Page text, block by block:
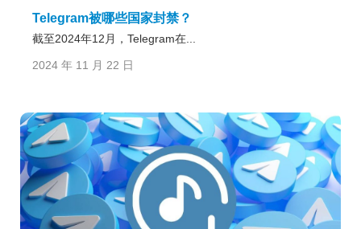
Telegram被哪些国家封禁？
截至2024年12月，Telegram在...
2024 年 11 月 22 日